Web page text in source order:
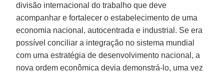
divisão internacional do trabalho que deve
acompanhar e fortalecer o estabelecimento de uma
economia nacional, autocentrada e industrial. Se era
possível conciliar a integração no sistema mundial
com uma estratégia de desenvolvimento nacional, a
nova ordem econômica devia demonstrá-lo, uma vez